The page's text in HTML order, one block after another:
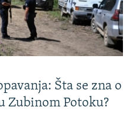
Šta se zna o
Zubinom Potoku?